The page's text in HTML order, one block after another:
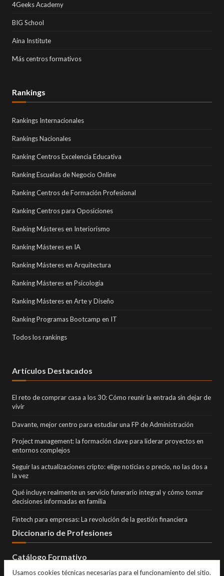
4Geeks Academy
BIG School
Aina Institute
Más centros formativos
Rankings
Rankings Internacionales
Rankings Nacionales
Ranking Centros Excelencia Educativa
Ranking Escuelas de Negocio Online
Ranking Centros de Formación Profesional
Ranking Centros para Oposiciones
Ranking Másteres en Interiorismo
Ranking Másteres en IA
Ranking Másteres en Arquitectura
Ranking Másteres en Psicología
Ranking Másteres en Arte y Diseño
Ranking Programas Bootcamp en IT
Todos los rankings
Artículos Destacados
El reto de comprar casa a los 30: Cómo reunir la entrada sin dejar de
vivir
Davante, mejor centro para estudiar una FP de Administración
Project management: la formación clave para liderar proyectos en
entornos complejos
Seguir las actualizaciones cripto: elige noticias o precio, no las dos a
la vez
Qué incluye realmente un servicio funerario integral y cómo tomar
decisiones informadas en familia
Fintech para empresas: La revolución de la gestión financiera
Diccionario de Profesiones
Catálogo Formativo
Usamos cookies técnicas necesarias para el funcionamiento del sitio.